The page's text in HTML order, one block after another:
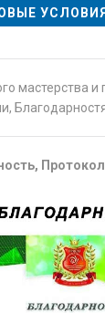
УСЛОВИЯ
мастерства и
Протокол